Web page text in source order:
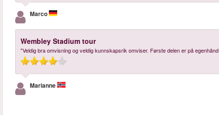
Marco
Wembley Stadium tour
"Veldig bra omvisning og veldig kunnskapsrik omviser. Første delen er på
Marianne